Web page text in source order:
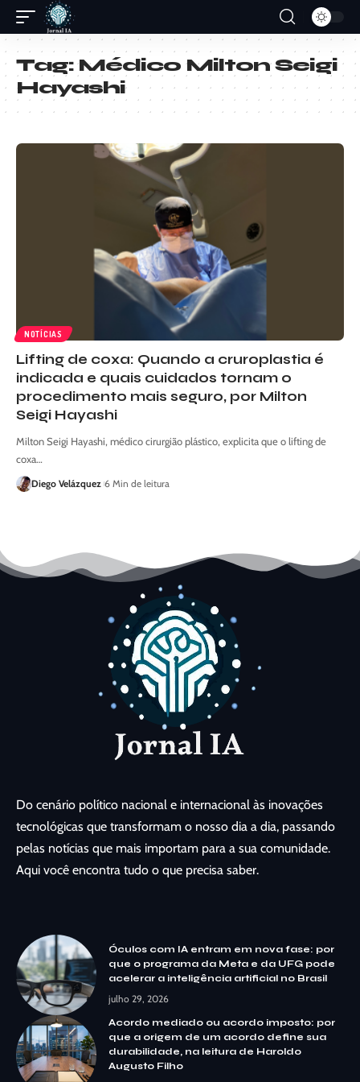
Tag:Médico Milton Seigi
Hayashi
NOTÍCIAS
Lifting de coxa: Quando a cruroplastia é
indicada e quais cuidados tornam o
procedimento mais seguro, por Milton
Seigi Hayashi
Milton Seigi Hayashi, médico cirurgião plástico, explicita que o lifting de
coxa…
Diego Velázquez 6 Min de leitura
Do cenário político nacional e internacional às inovações
tecnológicas que transformam o nosso dia a dia, passando
pelas notícias que mais importam para a sua comunidade.
Aqui você encontra tudo o que precisa saber.
Óculos com IA entram em nova fase: por
que o programa da Meta e da UFG pode
acelerar a inteligência artificial no Brasil
julho 29, 2026
Acordo mediado ou acordo imposto: por
que a origem de um acordo define sua
durabilidade, na leitura de Haroldo
Augusto Filho